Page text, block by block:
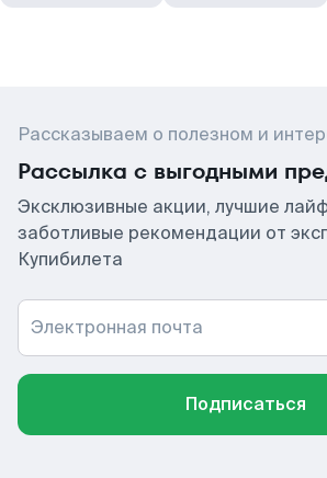
Рассказываем о полезном и
Рассылка с выгодными
Эксклюзивные акции, лучшие
заботливые рекомендации от
Купибилета
Электронная почта
Подписаться